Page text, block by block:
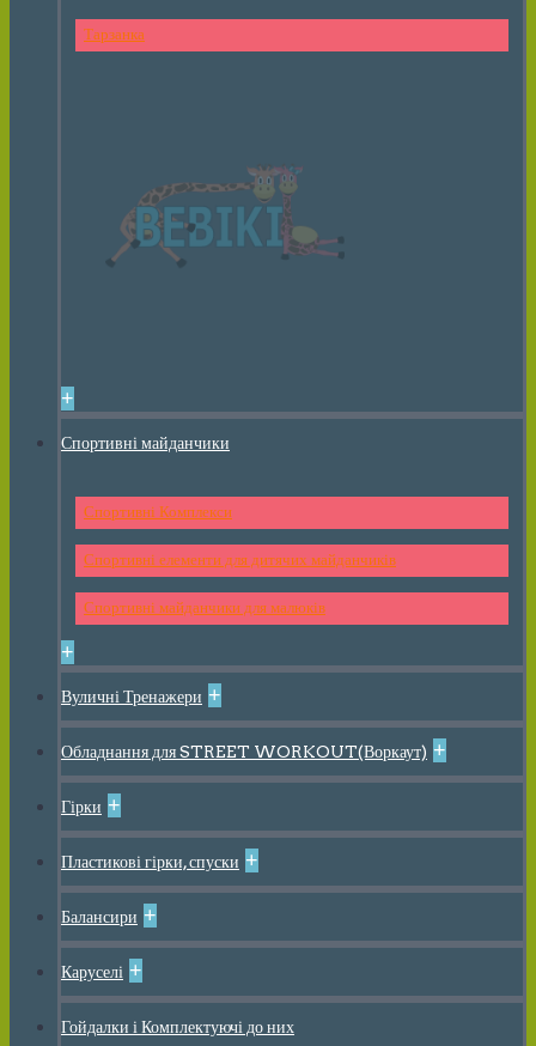
Тарзанка
+
Спортивні майданчики
Спортивні Комплекси
Спортивні елементи для дитячих майданчиків
Спортивні майданчики для малюків
+
Вуличні Тренажери +
Обладнання для STREET WORKOUT(Воркаут) +
Гірки +
Пластикові гірки, спуски +
Балансири +
Каруселі +
Гойдалки і Комплектуючі до них